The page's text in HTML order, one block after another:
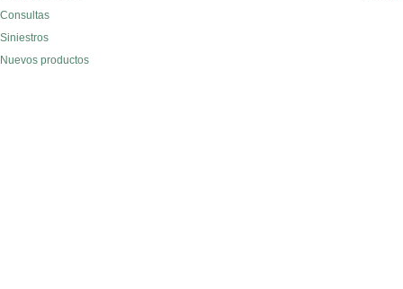
Consultas
Siniestros
Nuevos productos